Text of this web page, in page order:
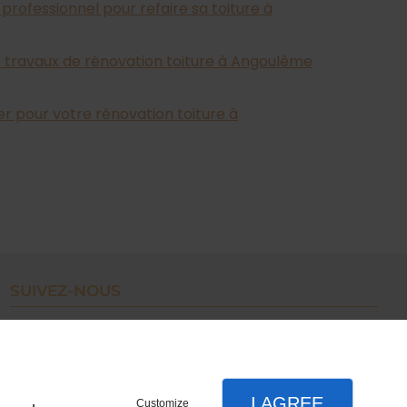
pour refaire sa toiture à
travaux de rénovation toiture à Angoulême
pour votre rénovation toiture à
SUIVEZ-NOUS
Customize I AGREE